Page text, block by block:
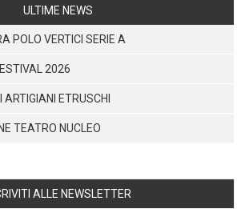
ULTIME NEWS
POLO VERTICI SERIE A
2026
ARTIGIANI ETRUSCHI
TEATRO NUCLEO
ALLE NEWSLETTER